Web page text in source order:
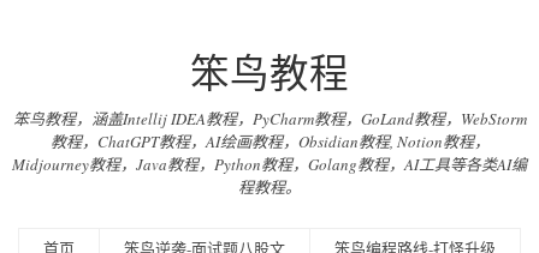
笨鸟教程
笨鸟教程，涵盖Intellij IDEA教程，PyCharm教程，GoLand教程，WebStorm
教程，ChatGPT教程，AI绘画教程，Obsidian教程, Notion教程，
Midjourney教程，Java教程，Python教程，Golang教程，AI工具等各类AI编
程教程。
首页 笨鸟逆袭-面试题八股文
笨鸟编程路线-打怪升级